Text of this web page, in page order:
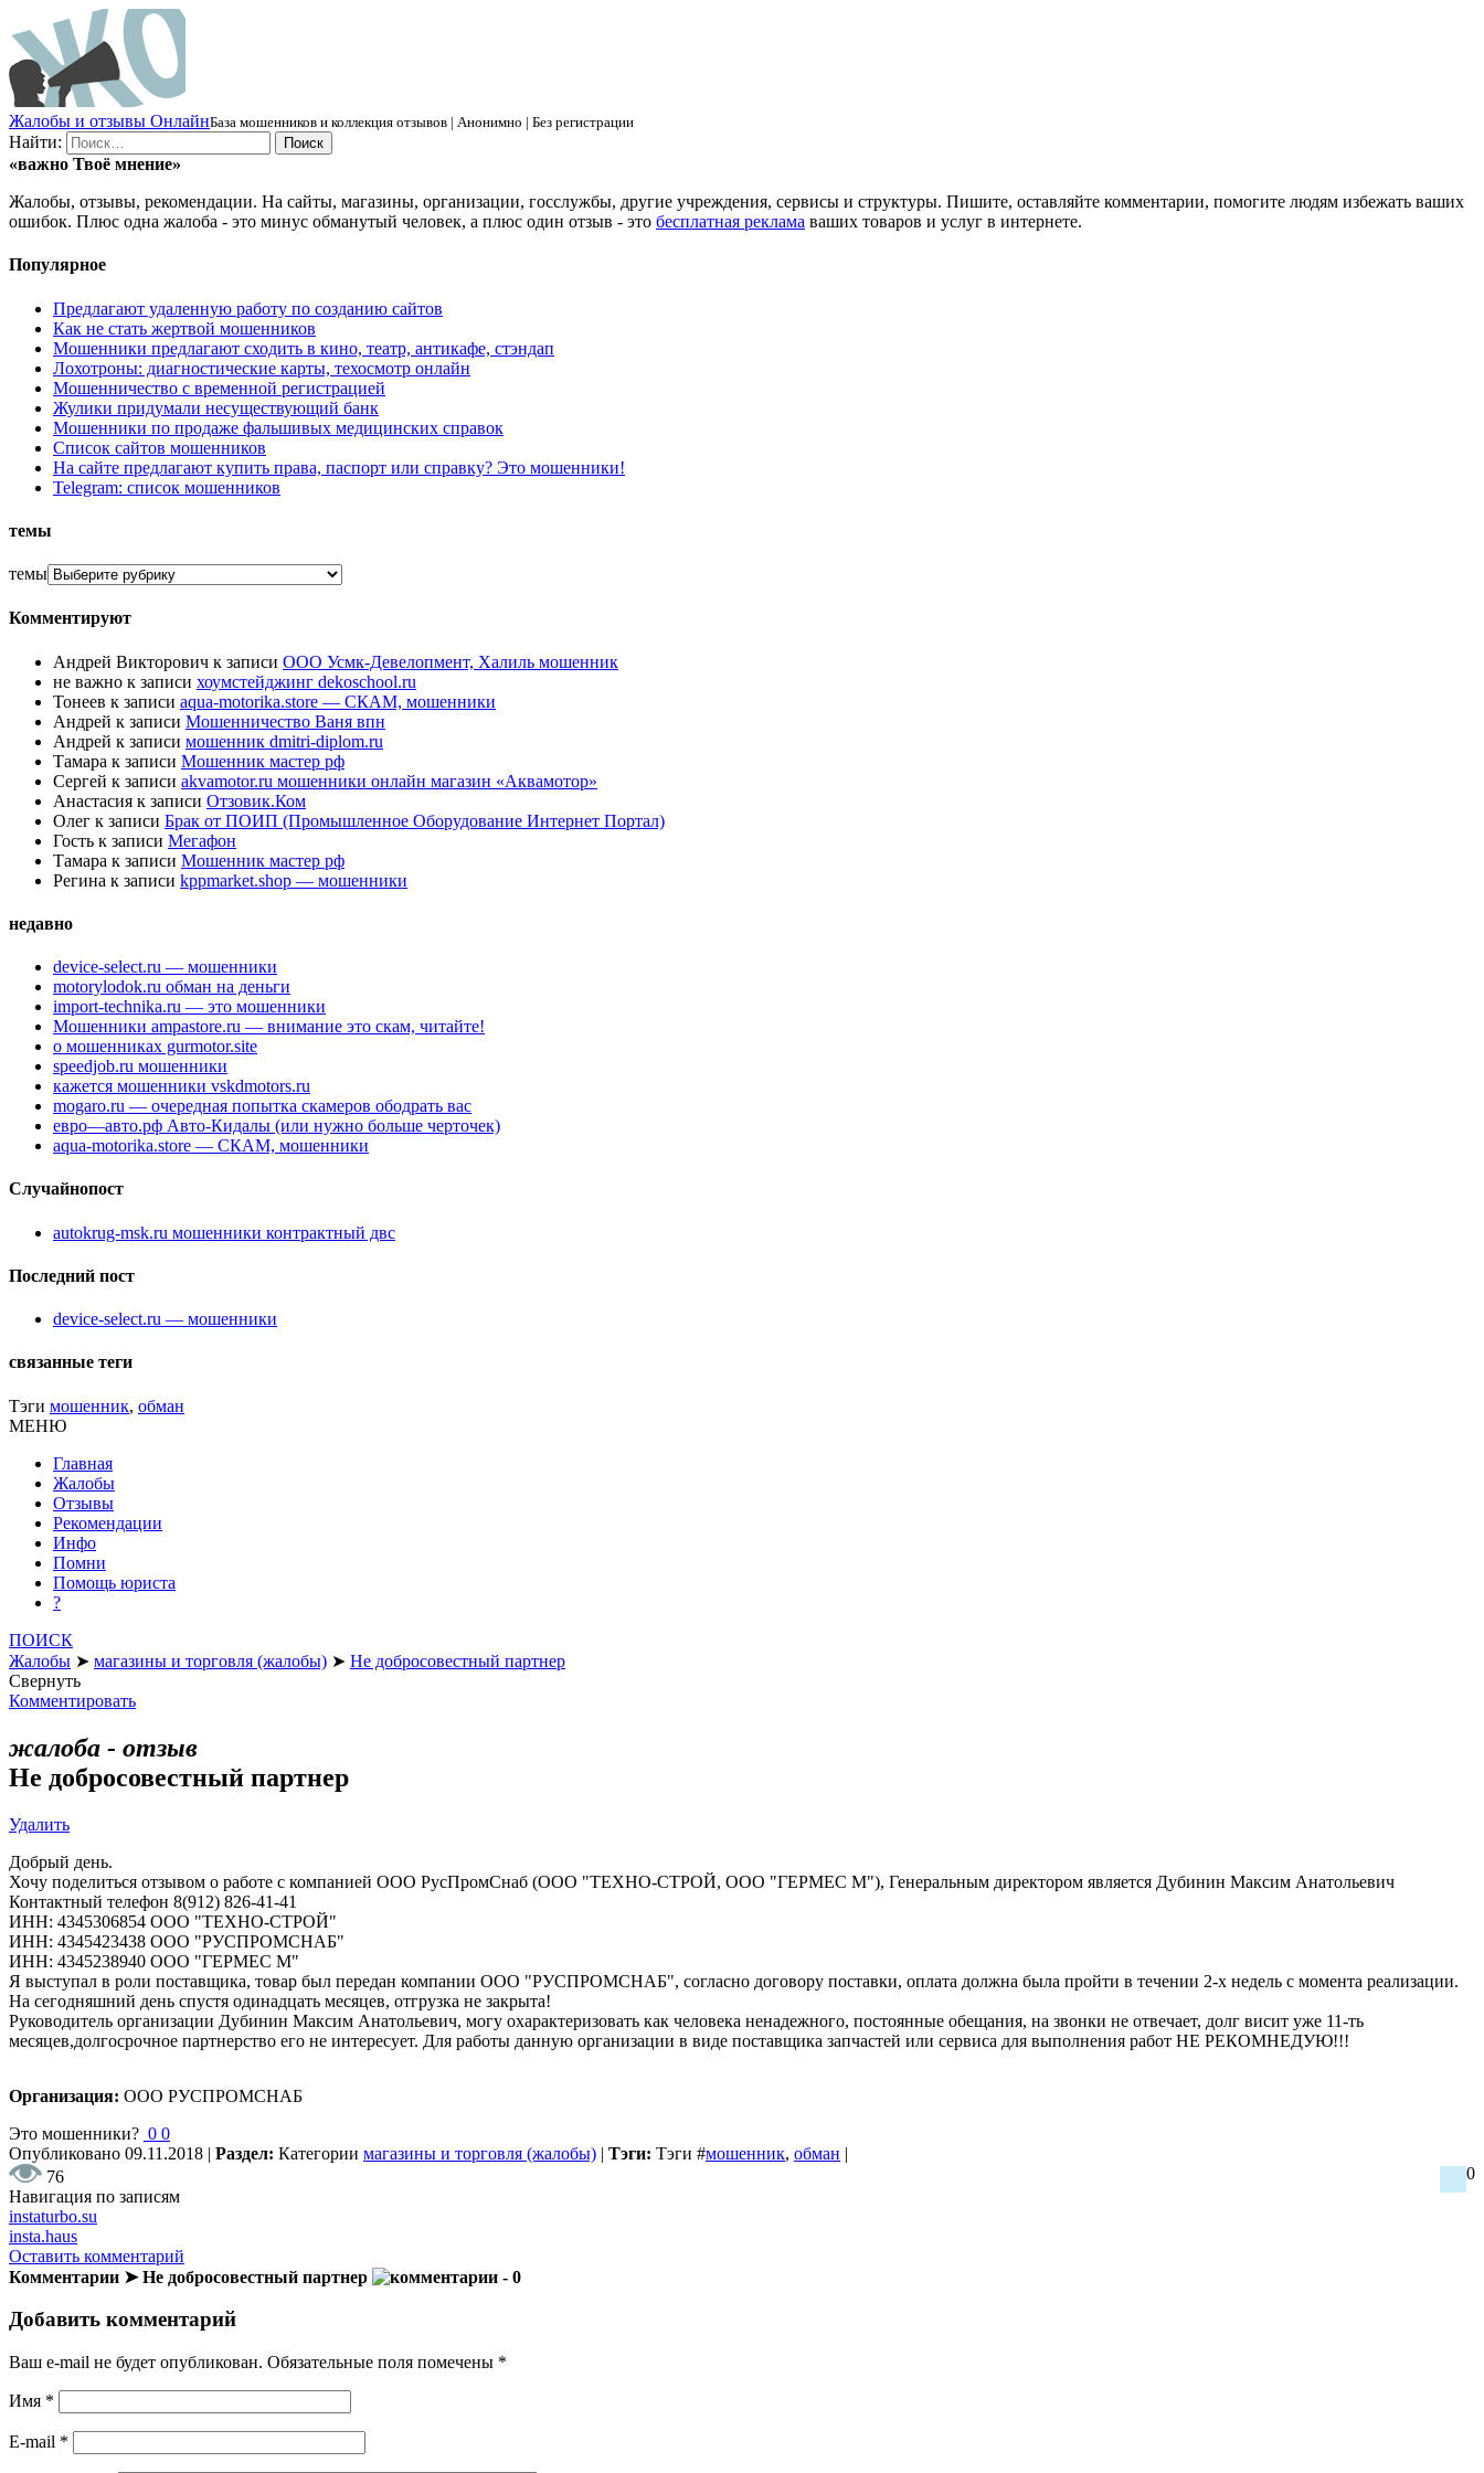
Жалобы и отзывы ОнлайнБаза мошенников и коллекция отзывов | Анонимно | Без регистрации
Найти:
«важно Твоё мнение»
Жалобы, отзывы, рекомендации. На сайты, магазины, организации, госслужбы, другие учреждения, сервисы и структуры. Пишите, оставляйте комментарии, помогите людям избежать ваших
ошибок. Плюс одна жалоба - это минус обманутый человек, а плюс один отзыв - это бесплатная реклама ваших товаров и услуг в интернете.
Популярное
Предлагают удаленную работу по созданию сайтов
Как не стать жертвой мошенников
Мошенники предлагают сходить в кино, театр, антикафе, стэндап
Лохотроны: диагностические карты, техосмотр онлайн
Мошенничество с временной регистрацией
Жулики придумали несуществующий банк
Мошенники по продаже фальшивых медицинских справок
Список сайтов мошенников
На сайте предлагают купить права, паспорт или справку? Это мошенники!
Telegram: список мошенников
темы
темы
Комментируют
Андрей Викторович к записи ООО Усмк-Девелопмент, Халиль мошенник
не важно к записи хоумстейджинг dekoschool.ru
Тонеев к записи aqua-motorika.store — СКАМ, мошенники
Андрей к записи Мошенничество Ваня впн
Андрей к записи мошенник dmitri-diplom.ru
Тамара к записи Мошенник мастер рф
Сергей к записи akvamotor.ru мошенники онлайн магазин «Аквамотор»
Анастасия к записи Отзовик.Ком
Олег к записи Брак от ПОИП (Промышленное Оборудование Интернет Портал)
Гость к записи Мегафон
Тамара к записи Мошенник мастер рф
Регина к записи kppmarket.shop — мошенники
недавно
device-select.ru — мошенники
motorylodok.ru обман на деньги
import-technika.ru — это мошенники
Мошенники ampastore.ru — внимание это скам, читайте!
о мошенниках gurmotor.site
speedjob.ru мошенники
кажется мошенники vskdmotors.ru
mogaro.ru — очередная попытка скамеров ободрать вас
евро—авто.рф Авто-Кидалы (или нужно больше черточек)
aqua-motorika.store — СКАМ, мошенники
Случайнопост
autokrug-msk.ru мошенники контрактный двс
Последний пост
device-select.ru — мошенники
связанные теги
Тэги мошенник, обман
МЕНЮ
Главная
Жалобы
Отзывы
Рекомендации
Инфо
Помни
Помощь юриста
?
ПОИСК
Жалобы ➤ магазины и торговля (жалобы) ➤ Не добросовестный партнер
Свернуть
Комментировать
жалоба - отзыв
Не добросовестный партнер
Удалить
Добрый день.
Хочу поделиться отзывом о работе с компанией ООО РусПромСнаб (ООО "ТЕХНО-СТРОЙ, ООО "ГЕРМЕС М"), Генеральным директором является Дубинин Максим Анатольевич
Контактный телефон 8(912) 826-41-41
ИНН: 4345306854 ООО "ТЕХНО-СТРОЙ"
ИНН: 4345423438 ООО "РУСПРОМСНАБ"
ИНН: 4345238940 ООО "ГЕРМЕС М"
Я выступал в роли поставщика, товар был передан компании ООО "РУСПРОМСНАБ", согласно договору поставки, оплата должна была пройти в течении 2-х недель с момента реализации.
На сегодняшний день спустя одинадцать месяцев, отгрузка не закрыта!
Руководитель организации Дубинин Максим Анатольевич, могу охарактеризовать как человека ненадежного, постоянные обещания, на звонки не отвечает, долг висит уже 11-ть
месяцев,долгосрочное партнерство его не интересует. Для работы данную организации в виде поставщика запчастей или сервиса для выполнения работ НЕ РЕКОМНЕДУЮ!!!
Организация: ООО РУСПРОМСНАБ
Это мошенники? 0 0
Опубликовано 09.11.2018 | Раздел: Категории магазины и торговля (жалобы) | Тэги: Тэги #мошенник, обман |
76
0
Навигация по записям
instaturbo.su
insta.haus
Оставить комментарий
Комментарии ➤ Не добросовестный партнер
- 0
Добавить комментарий
Ваш e-mail не будет опубликован. Обязательные поля помечены *
Имя *
E-mail *